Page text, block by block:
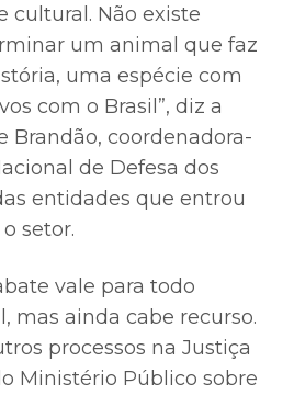
cultural. Não existe
um animal que faz
uma espécie com
com o Brasil”, diz a
Brandão, coordenadora-
de Defesa dos
entidades que entrou
setor.
vale para todo
mas ainda cabe recurso.
processos na Justiça
Ministério Público sobre